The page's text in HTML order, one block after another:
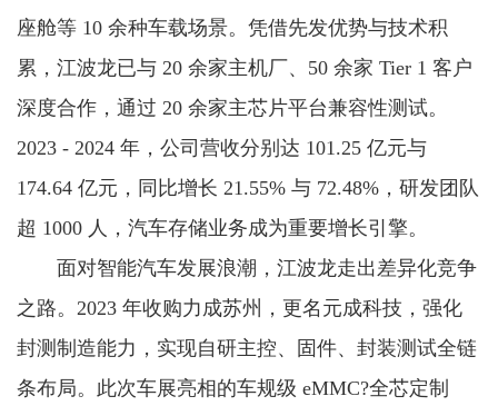
座舱等 10 余种车载场景。凭借先发优势与技术积
累，江波龙已与 20 余家主机厂、50 余家 Tier 1 客户
深度合作，通过 20 余家主芯片平台兼容性测试。
2023 - 2024 年，公司营收分别达 101.25 亿元与
174.64 亿元，同比增长 21.55% 与 72.48%，研发团队
超 1000 人，汽车存储业务成为重要增长引擎。
面对智能汽车发展浪潮，江波龙走出差异化竞争
之路。2023 年收购力成苏州，更名元成科技，强化
封测制造能力，实现自研主控、固件、封装测试全链
条布局。此次车展亮相的车规级 eMMC?全芯定制